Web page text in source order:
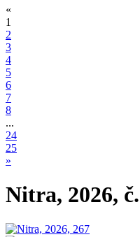
«
1
2
3
4
5
6
7
8
...
24
25
»
Nitra, 2026,